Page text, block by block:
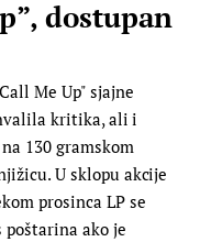
dostupan
Me Up" sjajne
kritika, ali i
130 gramskom
U sklopu akcije
prosinca LP se
ako je